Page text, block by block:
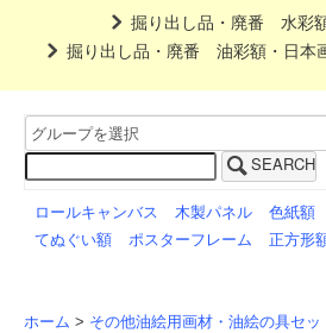
掘り出し品・廃番 水彩
掘り出し品・廃番 油彩額・日本
SEARCH
ロールキャンバス 木製パネル 色紙額
てぬぐい額
ポスターフレーム 正方形
ホーム > その他油絵用画材・油絵の具セッ